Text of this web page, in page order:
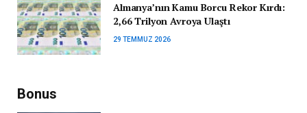
Almanya’nın Kamu Borcu Rekor Kırdı:
2,66 Trilyon Avroya Ulaştı
29 TEMMUZ 2026
Bonus